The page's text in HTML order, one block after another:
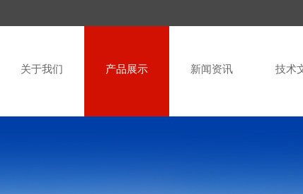
关于我们 产品展示 新闻资讯 技术